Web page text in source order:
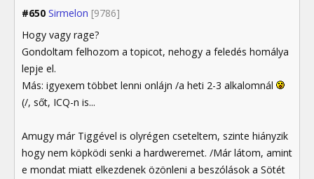
#650 Sirmelon [9786]
Hogy vagy rage?
Gondoltam felhozom a topicot, nehogy a feledés homálya
lepje el.
Más: igyexem többet lenni onlájn /a heti 2-3 alkalomnál
(/, sőt, ICQ-n is...
Amugy már Tiggével is olyrégen cseteltem, szinte hiányzik
hogy nem köpködi senki a hardweremet. /Már látom, amint
e mondat miatt elkezdenek özönleni a beszólások a Sötét